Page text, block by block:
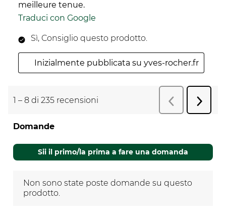
meilleure tenue.
Traduci con Google
Sì, Consiglio questo prodotto.
Inizialmente pubblicata su yves-rocher.fr
1 – 8 di 235 recensioni Precedente
Non sono state poste domande su questo
Domande
Sii il primo/la prima a fare una domanda
Non sono state poste domande su questo
prodotto.